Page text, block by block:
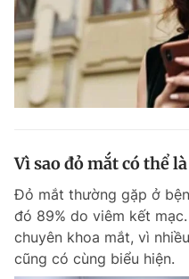
Hotline
0906 645 777
Đặt báo Quảng cáo
Phó tổng biên tập: Lâm Hiếu
Phó tổng biên tập: Trần Việt
Tổng thư ký tòa soạn: Đức
Giấy phép xuất bản số 110/GP
© 2003-2026 Bản quyền
dưới mọi hình thức nếu không
Phát triển bởi ePi Technologies,
Vì sao đỏ mắt có thể
Đỏ mắt thường gặp ở
đó 89% do viêm kết
chuyên khoa mắt, vì
cũng có cùng biểu hiện.